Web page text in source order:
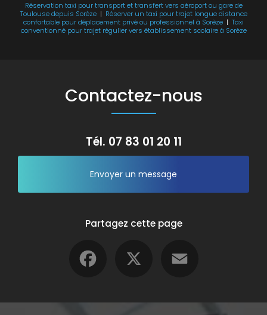
Réservation taxi pour transport et transfert vers aéroport ou gare de
Toulouse depuis Sorèze| Réserver un taxi pour trajet longue distance
confortable pour déplacement privé ou professionnel à Sorèze | Taxi
conventionné pour trajet régulier vers établissement scolaire à Sorèze
Contactez-nous
Tél. 07 83 01 20 11
Envoyer un message
Partagez cette page